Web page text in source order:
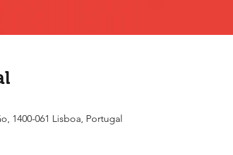
1400-061 Lisboa, Portugal